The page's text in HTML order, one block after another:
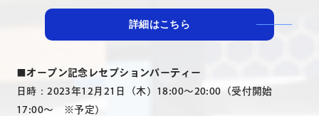
詳細はこちら
■オープン記念レセプションパーティー
日時：2023年12月21日（木）18:00～20:00（受付開始
17:00〜 ※予定）